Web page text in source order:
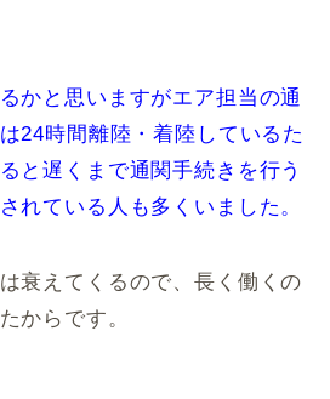
かと思いますがエア担当の通
24時間離陸・着陸しているた
と遅くまで通関手続きを行う
れている人も多くいました。
衰えてくるので、長く働くの
からです。